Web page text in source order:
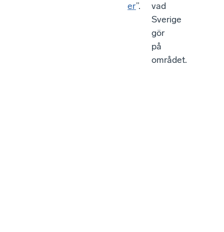
er”.
vad
Sverige
gör
på
området.